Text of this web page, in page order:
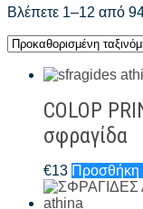
Βλέπετε 1–12 από
COLOP
σφραγίδα
€13 Προσθήκη